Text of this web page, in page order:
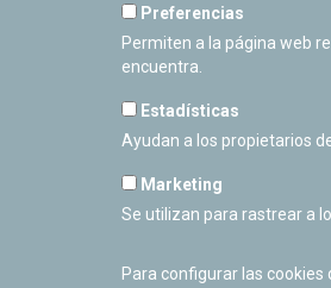
Cerrado Temporalmente
Preferencias
Permiten a la página web
encuentra.
Estadísticas
Ayudan a los propietarios
Marketing
Se utilizan para rastrear a
Para configurar las